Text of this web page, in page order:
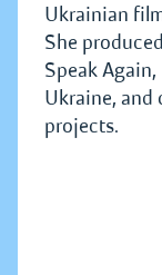
Ukrainian
She
Speak
Ukraine, and
projects.